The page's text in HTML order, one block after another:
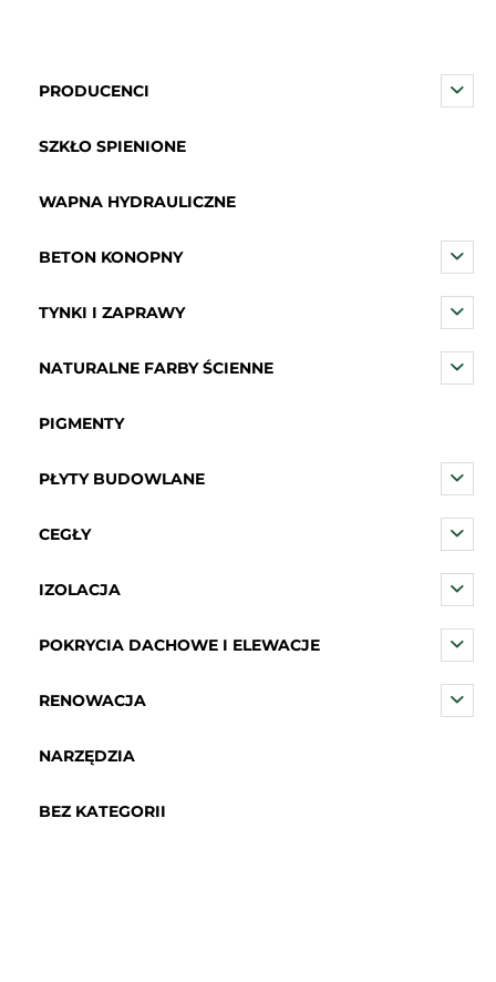
PRODUCENCI
SZKŁO SPIENIONE
WAPNA HYDRAULICZNE
BETON KONOPNY
TYNKI I ZAPRAWY
NATURALNE FARBY ŚCIENNE
PIGMENTY
PŁYTY BUDOWLANE
CEGŁY
IZOLACJA
POKRYCIA DACHOWE I ELEWACJE
RENOWACJA
NARZĘDZIA
BEZ KATEGORII